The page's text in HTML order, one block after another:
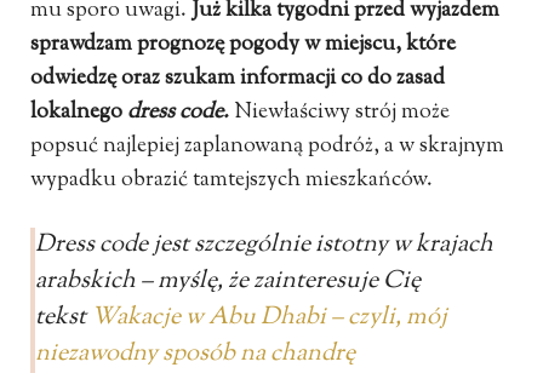
mu sporo uwagi.Już kilka tygodni przed wyjazdem
sprawdzam prognozę pogody w miejscu, które
odwiedzę oraz szukam informacji co do zasad
lokalnegodress code.Niewłaściwy strój może
popsuć najlepiej zaplanowaną podróż, a w skrajnym
wypadku obrazić tamtejszych mieszkańców.
Dress code jest szczególnie istotny w krajach
arabskich – myślę, że zainteresuje Cię
tekst Wakacje w Abu Dhabi – czyli, mój
niezawodny sposób na chandrę